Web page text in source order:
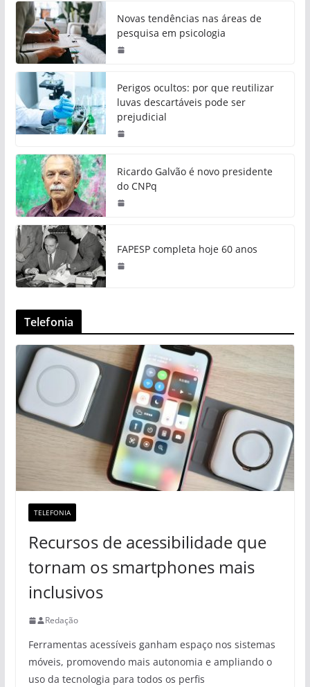
Novas tendências nas áreas de
pesquisa em psicologia
Perigos ocultos: por que reutilizar
luvas descartáveis pode ser
prejudicial
Ricardo Galvão é novo presidente
do CNPq
FAPESP completa hoje 60 anos
Telefonia
TELEFONIA
Recursos de acessibilidade que
tornam os smartphones mais
inclusivos
Redação
Ferramentas acessíveis ganham espaço nos sistemas
móveis, promovendo mais autonomia e ampliando o
uso da tecnologia para todos os perfis